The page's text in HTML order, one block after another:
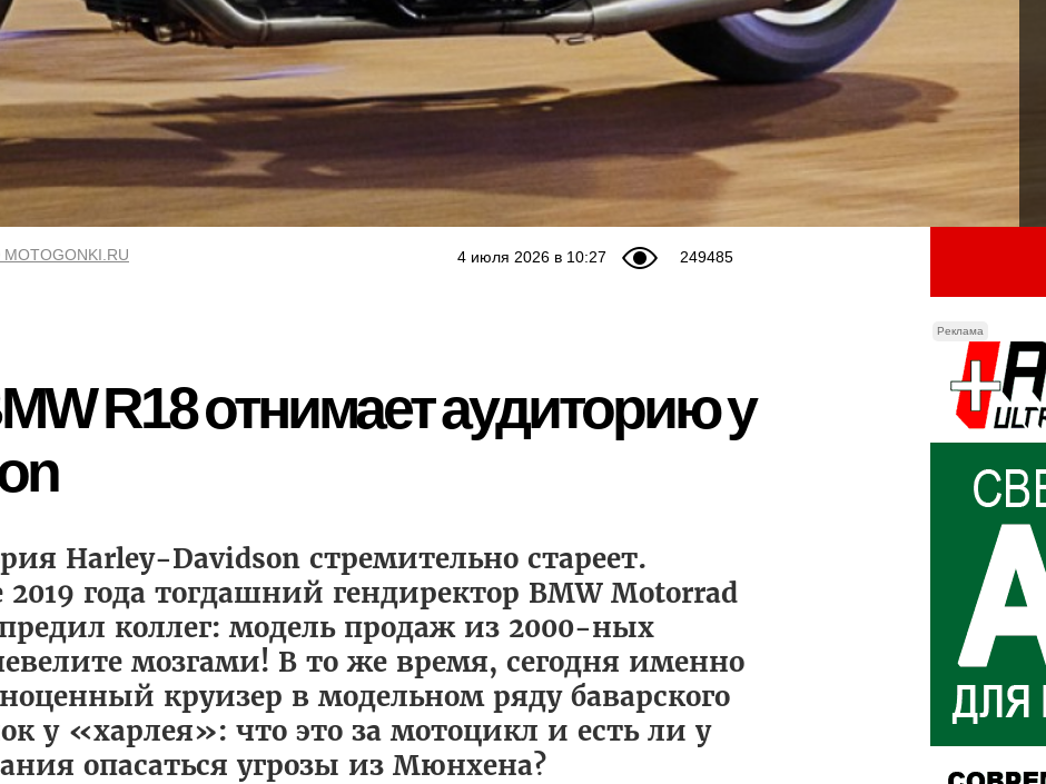
Реклама
249485
4 июля 2026 в 10:27
R18 отнимает аудиторию у
Harley-Davidson стремительно стареет.
года тогдашний гендиректор BMW Motorrad
коллег: модель продаж из 2000-ных
мозгами! В то же время, сегодня именно
круизер в модельном ряду баварского
у «харлея»: что это за мотоцикл и есть ли у
опасаться угрозы из Мюнхена?